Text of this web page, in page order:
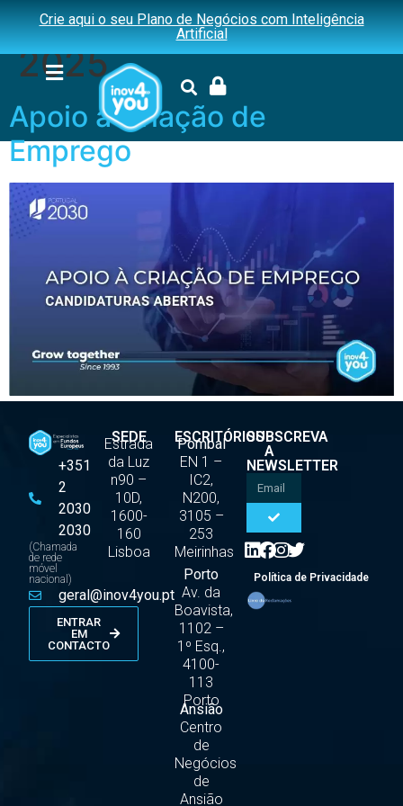
Crie aqui o seu Plano de Negócios com Inteligência
Artificial
Dia:15 de Janeiro,
2025
Apoio à Criação de
Emprego
+351
2
2030
2030
(Chamada
de rede
móvel
nacional)
geral@inov4you.pt
ENTRAR
EM
CONTACTO
SEDE
Estrada
da Luz
n90 –
10D,
1600-
160
Lisboa
ESCRITÓRIOS
Pombal
EN 1 –
IC2,
N200,
3105 –
253
Meirinhas
Porto
Av. da
Boavista,
1102 –
1º Esq.,
4100-
113
Porto
Ansião
Centro
de
Negócios
de
Ansião
SUBSCREVA
A
NEWSLETTER
Política de Privacidade